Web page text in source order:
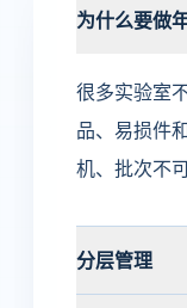
为什么要做
很多实验室
品、易损件
机、批次不
分层管理